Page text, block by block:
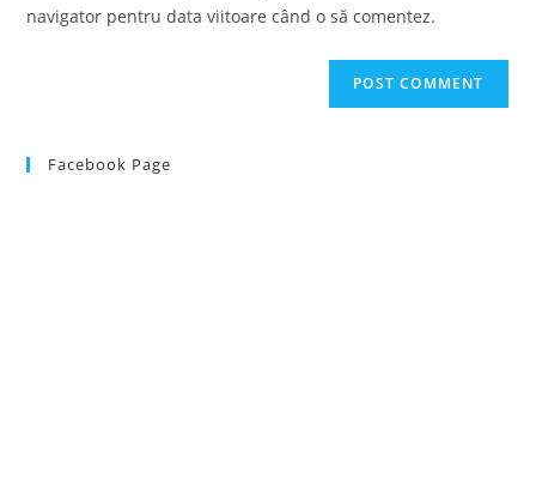
navigator pentru data viitoare când o să comentez.
Facebook Page